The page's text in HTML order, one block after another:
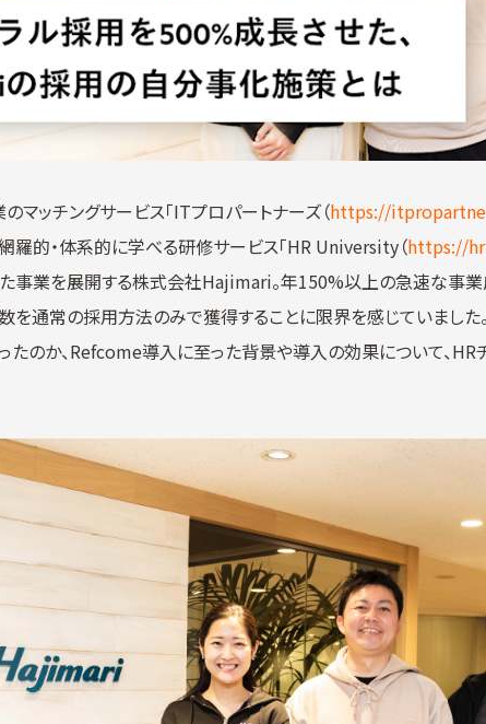
マッチングサービス「ITプロパートナーズ（https://
羅的・体系的に学べる研修サービス「HR University（https://
事業を展開する株式会社Hajimari。年150%以上の急速な事業
を通常の採用方法のみで獲得することに限界を感じていました
たのか、Refcome導入に至った背景や導入の効果について、